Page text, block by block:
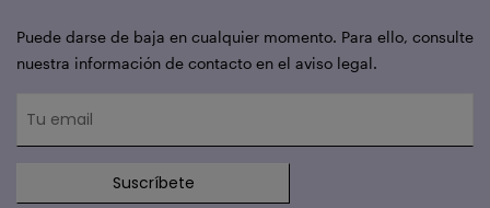
Puede darse de baja en cualquier momento. Para ello, consulte
nuestra información de contacto en el aviso legal.
Suscríbete